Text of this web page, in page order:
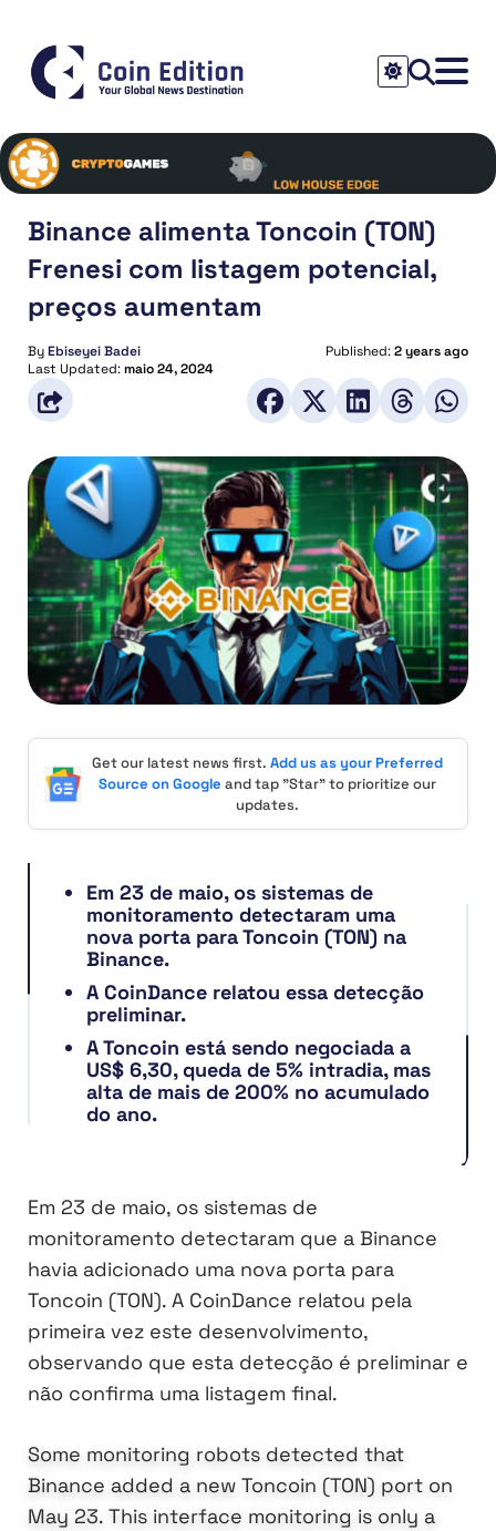
Binance alimenta Toncoin (TON)
Frenesi com listagem potencial,
preços aumentam
ByEbiseyei Badei Published:2 years ago
Last Updated:maio 24, 2024
Get our latest news first. Add us as your Preferred
Source on Google and tap "Star" to prioritize our
updates.
Em 23 de maio, os sistemas de
monitoramento detectaram uma
nova porta para Toncoin (TON) na
Binance.
A CoinDance relatou essa detecção
preliminar.
A Toncoin está sendo negociada a
US$ 6,30, queda de 5% intradia, mas
alta de mais de 200% no acumulado
do ano.
Em 23 de maio, os sistemas de
monitoramento detectaram que a Binance
havia adicionado uma nova porta para
Toncoin (TON). A CoinDance relatou pela
primeira vez este desenvolvimento,
observando que esta detecção é preliminar e
não confirma uma listagem final.
Some monitoring robots detected that
Binance added a new Toncoin (TON) port on
May 23. This interface monitoring is only a